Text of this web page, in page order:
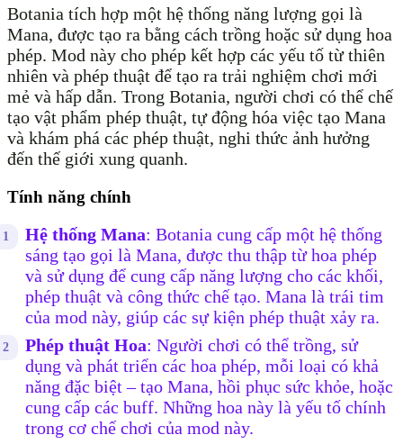
Botania tích hợp một hệ thống năng lượng gọi là
Mana, được tạo ra bằng cách trồng hoặc sử dụng hoa
phép. Mod này cho phép kết hợp các yếu tố từ thiên
nhiên và phép thuật để tạo ra trải nghiệm chơi mới
mẻ và hấp dẫn. Trong Botania, người chơi có thể chế
tạo vật phẩm phép thuật, tự động hóa việc tạo Mana
và khám phá các phép thuật, nghi thức ảnh hưởng
đến thế giới xung quanh.
Tính năng chính
Hệ thống Mana: Botania cung cấp một hệ thống
sáng tạo gọi là Mana, được thu thập từ hoa phép
và sử dụng để cung cấp năng lượng cho các khối,
phép thuật và công thức chế tạo. Mana là trái tim
của mod này, giúp các sự kiện phép thuật xảy ra.
Phép thuật Hoa: Người chơi có thể trồng, sử
dụng và phát triển các hoa phép, mỗi loại có khả
năng đặc biệt – tạo Mana, hồi phục sức khỏe, hoặc
cung cấp các buff. Những hoa này là yếu tố chính
trong cơ chế chơi của mod này.